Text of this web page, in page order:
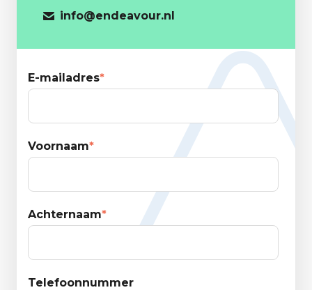
info@endeavour.nl
E-mailadres*
Voornaam*
Achternaam*
Telefoonnummer